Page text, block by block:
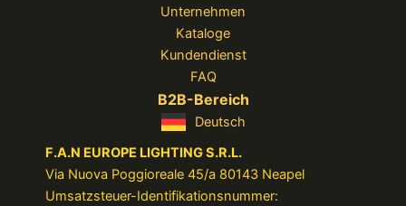
Unternehmen
Kataloge
Kundendienst
FAQ
B2B-Bereich
Deutsch
F.A.N EUROPE LIGHTING S.R.L.
Via Nuova Poggioreale 45/a 80143 Neapel
Umsatzsteuer-Identifikationsnummer: